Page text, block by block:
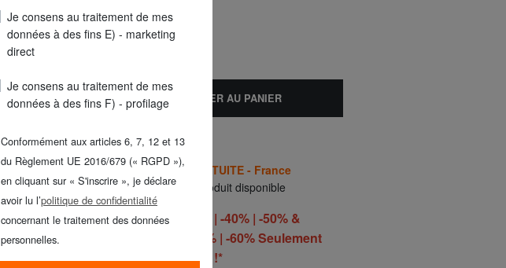
AJOUTER AU PANIER
LIVRAISON GRATUITE - France
Seulement 1 produit disponible
Promo VÊTEMENTS -30% | -40% | -50% &
CALVIN KLEIN -40% | -50% | -60% Seulement
jusqu’au dimanche 9 août !*
Je consens au traitement de mes
données à des fins E) - marketing
direct
Je consens au traitement de mes
données à des fins F) - profilage
Conformément aux articles 6, 7, 12 et 13
du Règlement UE 2016/679 (« RGPD »),
en cliquant sur « S'inscrire », je déclare
avoir lu l’politique de confidentialité
concernant le traitement des données
personnelles.